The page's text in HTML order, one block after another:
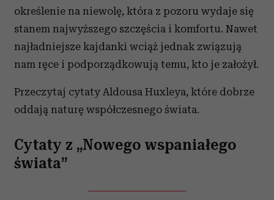
określenie na niewolę, która z pozoru wydaje się
stanem najwyższego szczęścia i komfortu. Nawet
najładniejsze kajdanki wciąż jednak związują
nam ręce i podporządkowują temu, kto je założył.
Przeczytaj cytaty Aldousa Huxleya, które dobrze
oddają naturę współczesnego świata.
Cytaty z „Nowego wspaniałego
świata”